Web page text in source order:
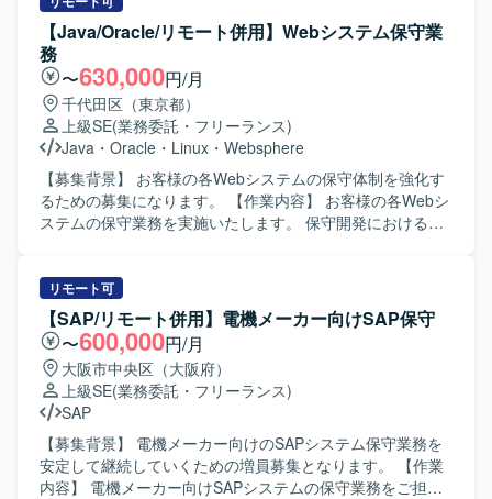
理・文書化を行っていただきます。 既存メンバーと連携し
ながら、決済機能に関わる業務フローや画面・機能の要件
を整理し、合意形成を図りながらドキュメントへ落とし込
んでいただきます。 【求める人物像】 モバイルアプリおよ
び決済機能に関する知見を持ち、自ら主体的に情報を収集
しながら要件を整理できる方を求めております。 顧客との
コミュニケーションを通じて課題やニーズを的確に把握
し、分かりやすいドキュメントとしてまとめられる方が望
ましいです。 チームメンバーと協調しながらプロジェクト
を推進できる方を歓迎いたします。 【ポジションの魅力】
既にプロジェクトに参画しているリーダーからのフォロー
を受けながら、顧客との折衝や要件整理のスキルを高めて
いただけます。 【開発環境】 モバイルアプリを対象とした
決済機能開発プロジェクトにおいて、要件定義書などのド
キュメントベースで要件を整理する環境となっておりま
す。
【Java/Oracle/リモート併用】Webシステム保守業
務
〜630,000円/月
千代田区（東京都）
上級SE(業務委託・フリーランス)
Java ・ Oracle ・ Linux ・ Websphere
【募集背景】 お客様の各Webシステムの保守体制を強化す
るための募集になります。 【作業内容】 お客様の各Webシ
ステムの保守業務を実施いたします。 保守開発における基
いたします。 【求める人物像】 お客様との仕様確認を円滑
に進めるため、コミュニケーション能力が高い方を求めて
おります。 保守開発メンバーと連携しながら課題管理を主
体的に行っていただける方を歓迎いたします。 【ポジショ
ンの魅力】 複数のWebシステムの保守業務を通じて、設計
からリリースまで一貫した経験を積むことができます。 問
い合わせ対応や不具合調査を通じて、システム全体の構造
理解や問題解決力を高めることができます。 【開発環境】
JavaによるWebシステム、Oracleデータベース、Linux環境
での保守開発を行います。
リモート可
【SAP/リモート併用】電機メーカー向けSAP保守
〜600,000円/月
大阪市中央区（大阪府）
上級SE(業務委託・フリーランス)
SAP
【募集背景】 電機メーカー向けのSAPシステム保守業務を
安定して継続していくための増員募集となります。 【作業
内容】 電機メーカー向けSAPシステムの保守業務をご担当